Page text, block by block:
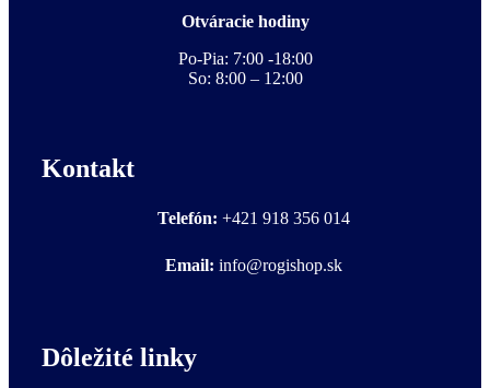
Otváracie hodiny
Po-Pia: 7:00 -18:00
So: 8:00 – 12:00
Kontakt
Telefón: +421 918 356 014
Email: info@rogishop.sk
Dôležité linky